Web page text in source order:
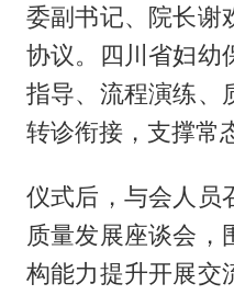
委副书记、院长谢
协议。四川省妇幼
指导、流程演练、
转诊衔接，支撑常
仪式后，与会人员
质量发展座谈会，
构能力提升开展交